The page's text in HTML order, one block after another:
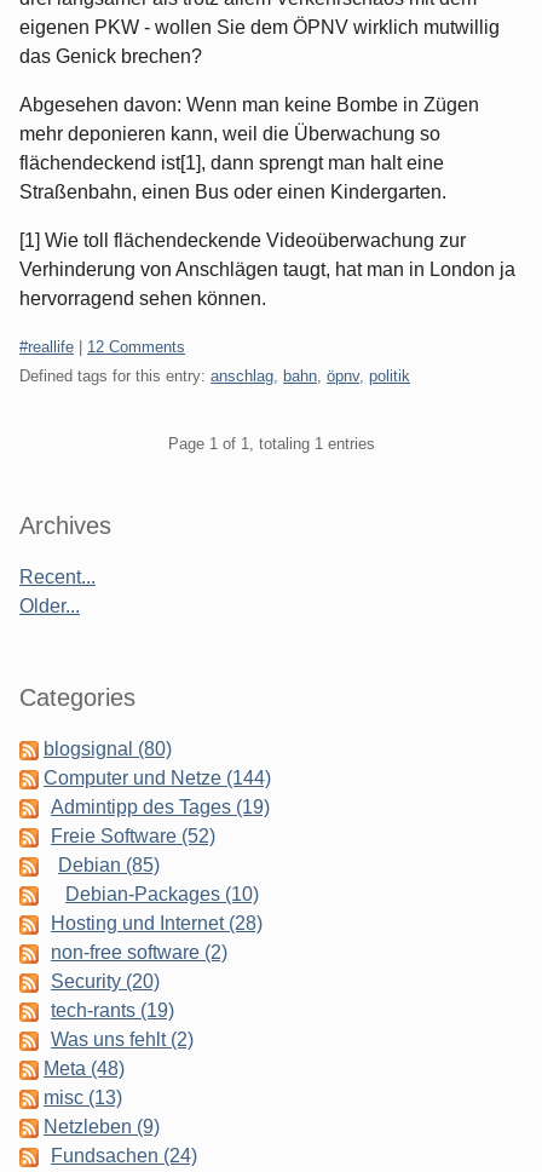
eigenen PKW - wollen Sie dem ÖPNV wirklich mutwillig
das Genick brechen?
Abgesehen davon: Wenn man keine Bombe in Zügen
mehr deponieren kann, weil die Überwachung so
flächendeckend ist[1], dann sprengt man halt eine
Straßenbahn, einen Bus oder einen Kindergarten.
[1] Wie toll flächendeckende Videoüberwachung zur
Verhinderung von Anschlägen taugt, hat man in London ja
hervorragend sehen können.
Categories:
#reallife
12 Comments
Defined tags for this entry: anschlag bahn öpnv, politik
Page 1 of 1, totaling 1 entries
Sidebar
Archives
Recent...
Older...
Categories
blogsignal (80)
Computer und Netze (144)
Admintipp des Tages (19)
Freie Software (52)
Debian (85)
Debian-Packages (10)
Hosting und Internet (28)
non-free software (2)
Security (20)
tech-rants (19)
Was uns fehlt (2)
Meta (48)
misc (13)
Netzleben (9)
Fundsachen (24)